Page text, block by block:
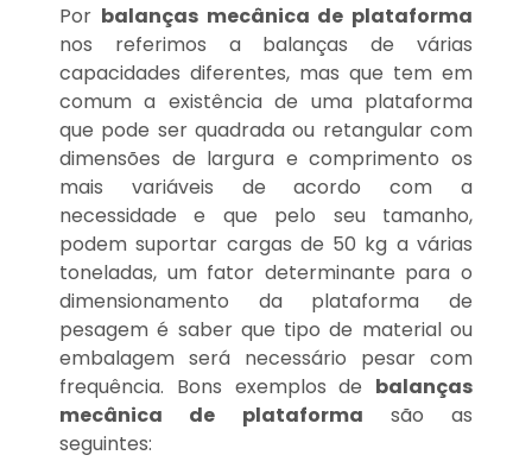
Por balanças mecânica de plataforma
nos referimos a balanças de várias
capacidades diferentes, mas que tem em
comum a existência de uma plataforma
que pode ser quadrada ou retangular com
dimensões de largura e comprimento os
mais variáveis de acordo com a
necessidade e que pelo seu tamanho,
podem suportar cargas de 50 kg a várias
toneladas, um fator determinante para o
dimensionamento da plataforma de
pesagem é saber que tipo de material ou
embalagem será necessário pesar com
frequência. Bons exemplos de balanças
mecânica de plataforma são as
seguintes: